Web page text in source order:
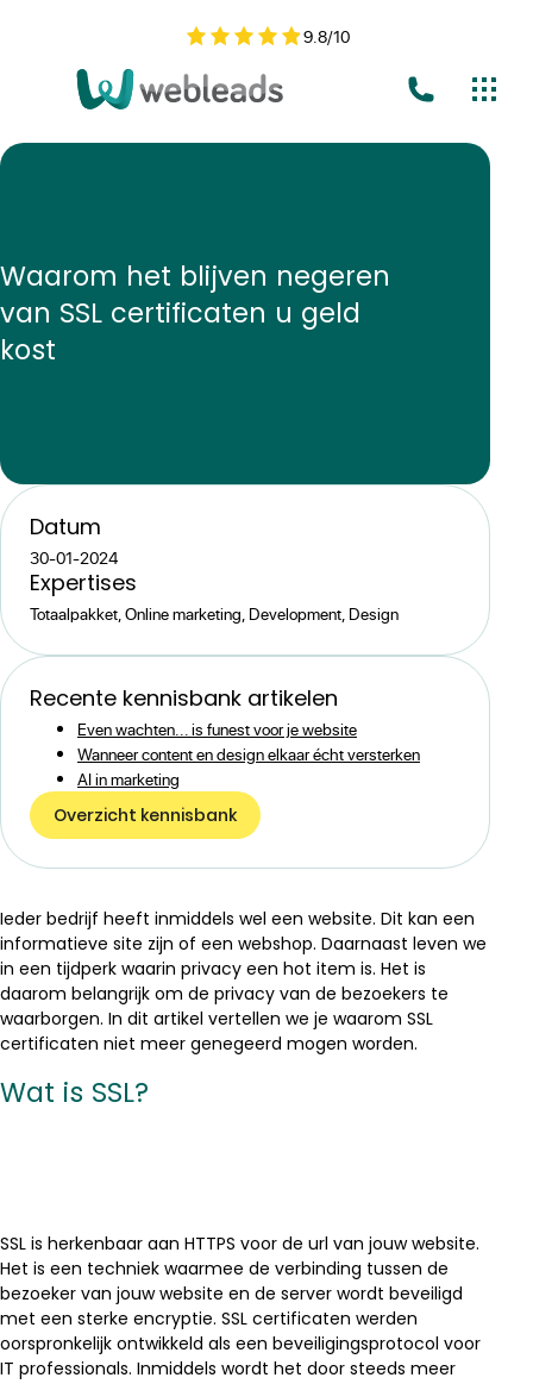
9.8/10
Waarom het blijven negeren
van SSL certificaten u geld
kost
Ieder bedrijf heeft inmiddels wel een website. Dit kan een
informatieve site zijn of een webshop. Daarnaast leven we
in een tijdperk waarin privacy een hot item is. Het is
daarom belangrijk om de privacy van de bezoekers te
waarborgen. In dit artikel vertellen we je waarom SSL
certificaten niet meer genegeerd mogen worden.
Wat is SSL?
SSL is herkenbaar aan HTTPS voor de url van jouw website.
Het is een techniek waarmee de verbinding tussen de
bezoeker van jouw website en de server wordt beveiligd
met een sterke encryptie. SSL certificaten werden
oorspronkelijk ontwikkeld als een beveiligingsprotocol voor
IT professionals. Inmiddels wordt het door steeds meer
Datum
30-01-2024
Expertises
Totaalpakket, Online marketing, Development, Design
Recente kennisbank artikelen
Even wachten... is funest voor je website
Wanneer content en design elkaar écht versterken
AI in marketing
Overzicht kennisbank